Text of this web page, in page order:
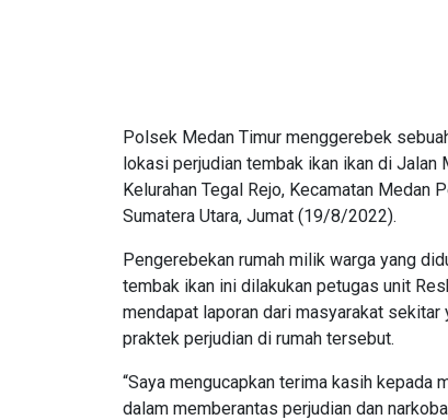
Polsek Medan Timur menggerebek
lokasi perjudian tembak ikan ikan di Jalan
Kelurahan Tegal Rejo, Kecamatan Medan
Sumatera Utara, Jumat (19/8/2022).
Pengerebekan rumah milik warga yang
tembak ikan ini dilakukan petugas unit
mendapat laporan dari masyarakat sekitar
praktek perjudian di rumah tersebut.
“Saya mengucapkan terima kasih kepada
dalam memberantas perjudian dan